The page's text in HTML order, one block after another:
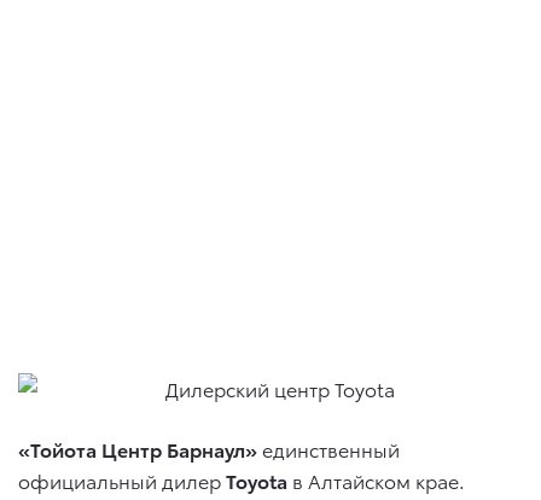
«Тойота Центр Барнаул»единственный
официальный дилерToyota в Алтайском крае.